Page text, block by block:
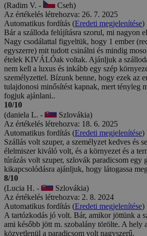
(Radim V. -
Cseh)
Az értékelés létrehozva: 26. 7. 2025
Automatikus fordítás (Eredeti megjelenítése)
Bár a szálloda felújításra szorul, mi nagyon
Nagy csodálattal figyeltük, hogy 1 ember
egyszerre) mit tudott csinálni és mindig
ételek KIVÁLÓak voltak. Ajánljuk a
nem kell a luxus és inkább egy szép
személyzettel. Bízunk benne, hogy ezek az
tulajdonosi minősítést kapnak, mert tényleg
fogjuk ajánlani..
10/10
(daniela L. -
Szlovákia)
Az értékelés létrehozva: 18. 6. 2025
Automatikus fordítás (Eredeti megjelenítése)
Szállás volt szuper, a személyzet kedves és
élelmiszer kiváló volt, és a környezet és a
túrázás volt szuper, szlovák paradicsom egy
kikapcsolódásra ajánljuk, hogy látogassa
8/10
(Lucia H. -
Szlovákia)
Az értékelés létrehozva: 2. 8. 2024
Automatikus fordítás (Eredeti megjelenítése)
A tartózkodás jó volt. Bár, amikor jöttünk a
ami később jött m. szobalány törölte. A hely
közvetlenül a paradicsom volt nagyszerű.